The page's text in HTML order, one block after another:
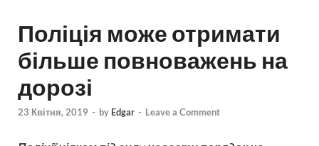
Поліція може отримати
більше повноважень на
дорозі
23 Квітня, 2019 - by Edgar - Leave a Comment